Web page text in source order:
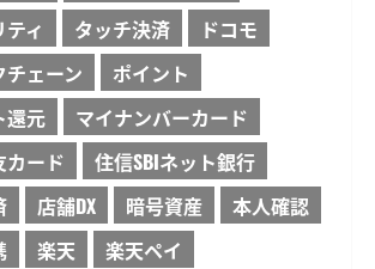
ィ
タッチ決済
ドコモ
チェーン
ポイント
還元
マイナンバーカード
カード
住信SBIネット銀行
店舗DX 暗号資産
本人確認
楽天
楽天ペイ